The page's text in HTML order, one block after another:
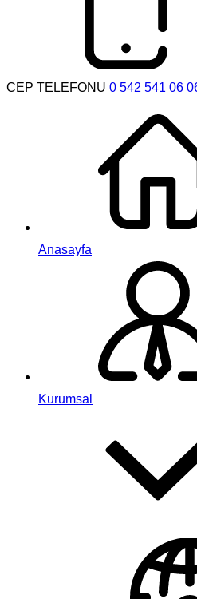
CEP TELEFONU 0 542 541 06
Anasayfa
Kurumsal